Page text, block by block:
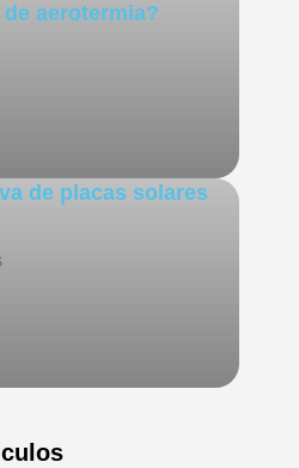
aerotermia?
de placas solares